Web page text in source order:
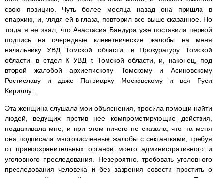
свою позицию. Чуть более месяца назад она пришла в
епархию, и, глядя ей в глаза, повторил все выше сказанное. Но
тогда я не знал, что Анастасия Бандура уже поставила первой
подпись на очередные клеветнические жалобы на меня
начальнику УВД Томской области, в Прокуратуру Томской
области, в отдел К УВД г. Томской области, и, наконец, под
второй жалобой архиепископу Томскому и Асиновскому
Ростиславу и даже Патриарху Московскому и вся Руси
Кириллу…
Эта женщина слушала мои объяснения, просила помощи найти
людей, ведущих против нее компрометирующие действия,
поддакивала мне, и при этом ничего не сказала, что на меня
она подписала многочисленные жалобы с сектантками, требуя
от правоохранительных органов моего административного и
уголовного преследования. Невероятно, требовать уголовного
преследования человека и без зазрения совести простить о